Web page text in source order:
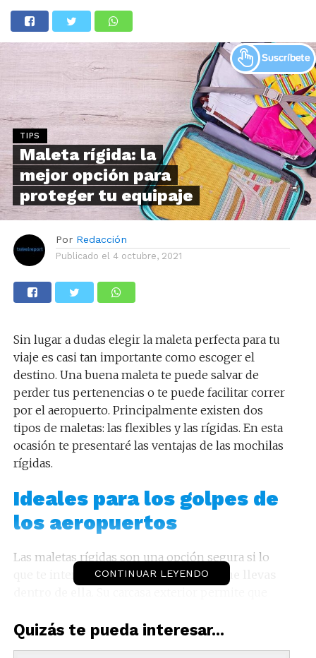
TIPS
Maleta rígida: la
mejor opción para
proteger tu equipaje
Por Redacción
Publicado el 4 octubre, 2021
Sin lugar a dudas elegir la maleta perfecta para tu
viaje es casi tan importante como escoger el
destino. Una buena maleta te puede salvar de
perder tus pertenencias o te puede facilitar correr
por el aeropuerto. Principalmente existen dos
tipos de maletas: las flexibles y las rígidas. En esta
ocasión te presentaré las ventajas de las mochilas
rígidas.
Ideales para los golpes de
los aeropuertos
Las maletas rígidas son una opción segura si lo
que te interesa esproteger las cosas que llevas
salgan de aquella traumática experiencia con tan
CONTINUAR LEYENDO
Quizás te pueda interesar...